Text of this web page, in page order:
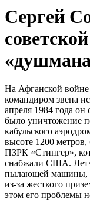
Сергей
На Афганской
командиром звена
апреля 1984 года он
было уничтожение
кабульского
высоте 1200
ПЗРК «Стингер»,
снабжали США.
пылающей машины,
из-за жесткого
этом его проблемы